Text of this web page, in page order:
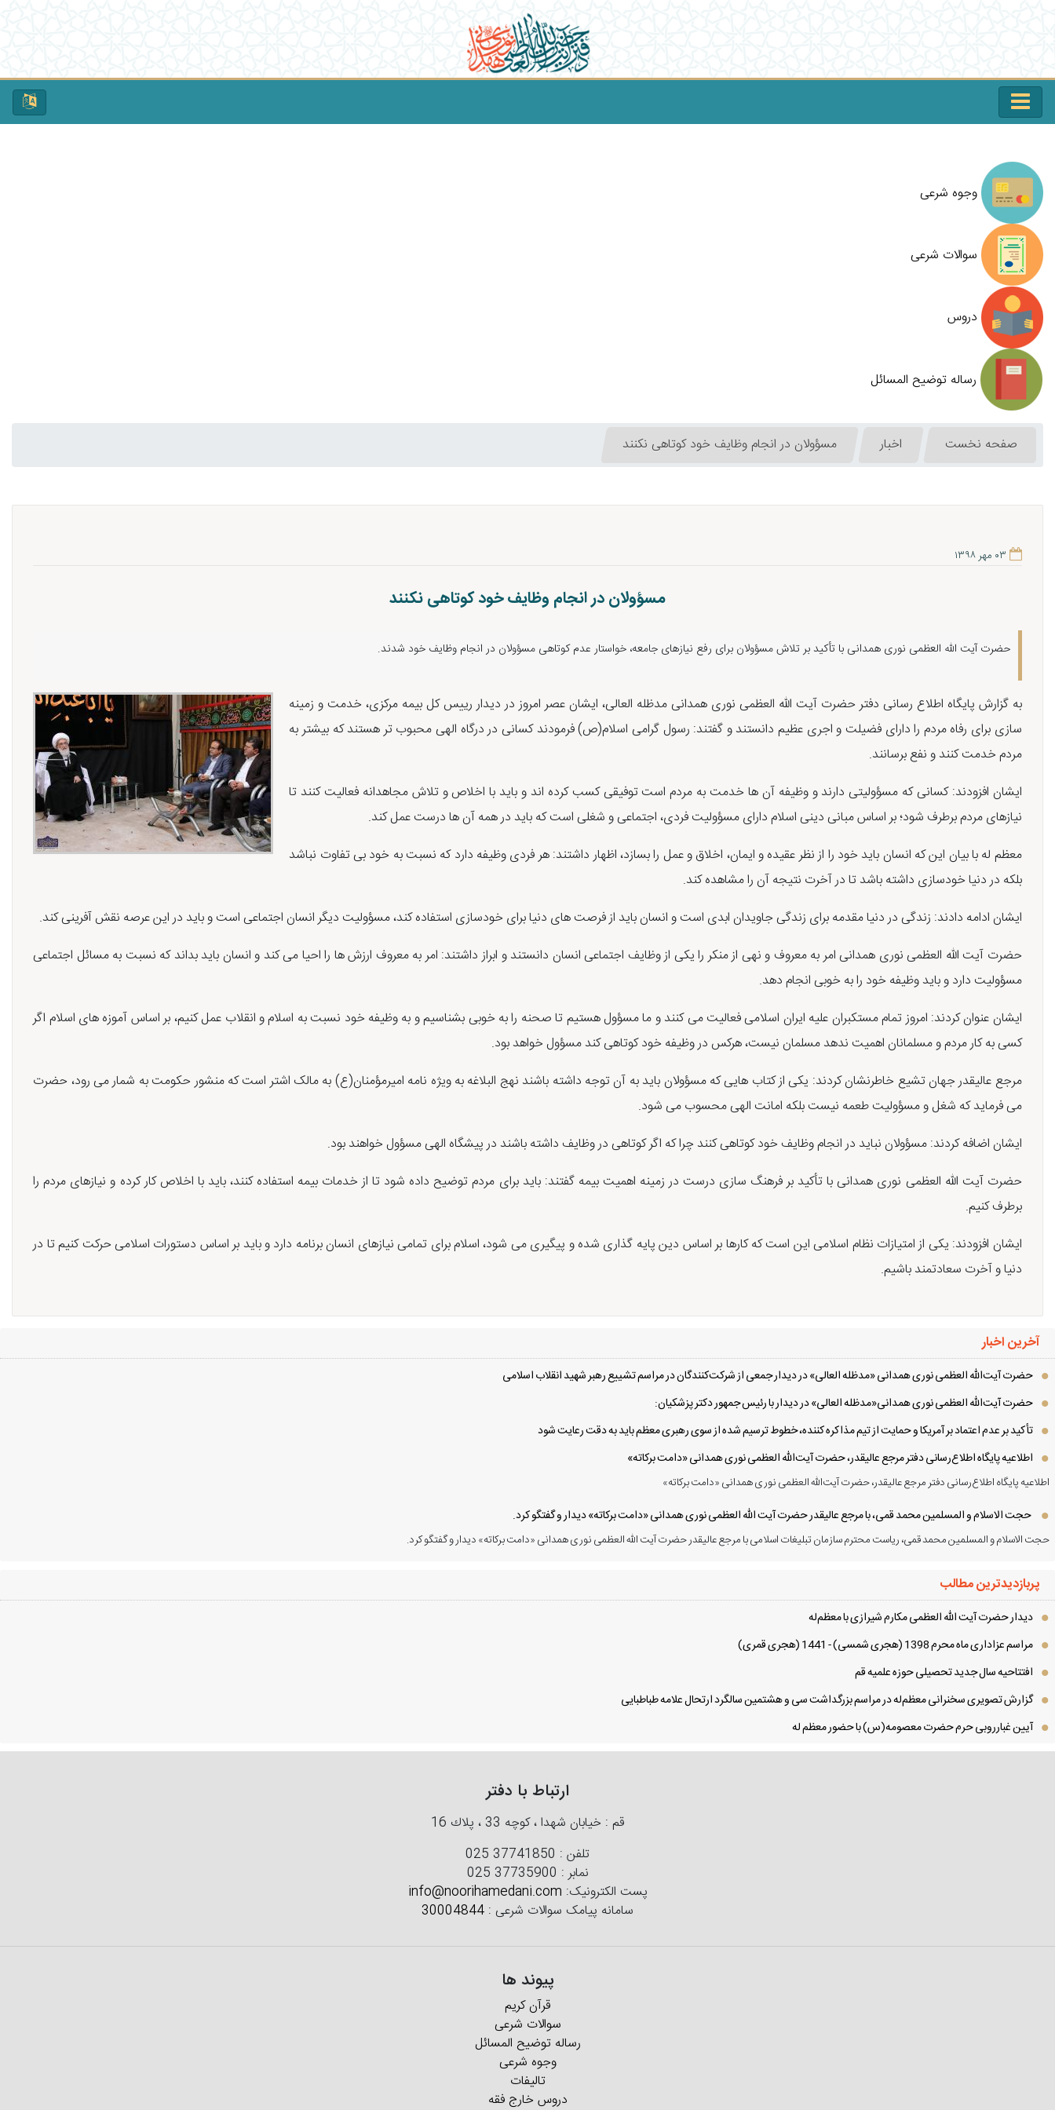
وجوه شرعی
سوالات شرعی
دروس
رساله توضیح المسائل
صفحه نخست اخبار مسؤولان در انجام وظایف خود کوتاهی نکنند
۰۳ مهر ۱۳۹۸
مسؤولان در انجام وظایف خود کوتاهی نکنند
حضرت آیت الله العظمی نوری همدانی با تأکید بر تلاش مسؤولان برای رفع نیازهای جامعه، خواستار عدم کوتاهی مسؤولان در انجام وظایف خود شدند.
به گزارش پایگاه اطلاع رسانی دفتر حضرت آیت الله العظمی نوری همدانی مدظله العالی، ایشان عصر امروز در دیدار رییس کل بیمه مرکزی، خدمت و زمینه
سازی برای رفاه مردم را دارای فضیلت و اجری عظیم دانستند و گفتند: رسول گرامی اسلام(ص) فرمودند کسانی در درگاه الهی محبوب تر هستند که بیشتر به
مردم خدمت کنند و نفع برسانند.
ایشان افزودند: کسانی که مسؤولیتی دارند و وظیفه آن ها خدمت به مردم است توفیقی کسب کرده اند و باید با اخلاص و تلاش مجاهدانه فعالیت کنند تا
نیازهای مردم برطرف شود؛ بر اساس مبانی دینی اسلام دارای مسؤولیت فردی، اجتماعی و شغلی است که باید در همه آن ها درست عمل کند.
معظم له با بیان این که انسان باید خود را از نظر عقیده و ایمان، اخلاق و عمل را بسازد، اظهار داشتند: هر فردی وظیفه دارد که نسبت به خود بی تفاوت نباشد
بلکه در دنیا خودسازی داشته باشد تا در آخرت نتیجه آن را مشاهده کند.
ایشان ادامه دادند: زندگی در دنیا مقدمه برای زندگی جاویدان ابدی است و انسان باید از فرصت های دنیا برای خودسازی استفاده کند، مسؤولیت دیگر انسان اجتماعی است و باید در این عرصه نقش آفرینی کند.
حضرت آیت الله العظمی نوری همدانی امر به معروف و نهی از منکر را یکی از وظایف اجتماعی انسان دانستند و ابراز داشتند: امر به معروف ارزش ها را احیا می کند و انسان باید بداند که نسبت به مسائل اجتماعی
مسؤولیت دارد و باید وظیفه خود را به خوبی انجام دهد.
ایشان عنوان کردند: امروز تمام مستکبران علیه ایران اسلامی فعالیت می کنند و ما مسؤول هستیم تا صحنه را به خوبی بشناسیم و به وظیفه خود نسبت به اسلام و انقلاب عمل کنیم، بر اساس آموزه های اسلام اگر
کسی به کار مردم و مسلمانان اهمیت ندهد مسلمان نیست، هرکس در وظیفه خود کوتاهی کند مسؤول خواهد بود.
مرجع عالیقدر جهان تشیع خاطرنشان کردند: یکی از کتاب هایی که مسؤولان باید به آن توجه داشته باشند نهج البلاغه به ویژه نامه امیرمؤمنان(ع) به مالک اشتر است که منشور حکومت به شمار می رود، حضرت
می فرماید که شغل و مسؤولیت طعمه نیست بلکه امانت الهی محسوب می شود.
ایشان اضافه کردند: مسؤولان نباید در انجام وظایف خود کوتاهی کنند چرا که اگر کوتاهی در وظایف داشته باشند در پیشگاه الهی مسؤول خواهند بود.
حضرت آیت الله العظمی نوری همدانی با تأکید بر فرهنگ سازی درست در زمینه اهمیت بیمه گفتند: باید برای مردم توضیح داده شود تا از خدمات بیمه استفاده کنند، باید با اخلاص کار کرده و نیازهای مردم را
برطرف کنیم.
ایشان افزودند: یکی از امتیازات نظام اسلامی این است که کارها بر اساس دین پایه گذاری شده و پیگیری می شود، اسلام برای تمامی نیازهای انسان برنامه دارد و باید بر اساس دستورات اسلامی حرکت کنیم تا در
دنیا و آخرت سعادتمند باشیم.
آخرین اخبار
حضرت آیت‌الله العظمی نوری همدانی «مدظله العالی» در دیدار جمعی از شرکت‌کنندگان در مراسم تشییع رهبر شهید انقلاب اسلامی
حضرت آیت‌الله العظمی نوری همدانی«مدظله العالی» در دیدار با رئیس جمهور دکتر پزشکیان:
تأکید بر عدم اعتماد بر آمریکا و حمایت از تیم مذاکره کننده، خطوط ترسیم شده از سوی رهبری معظم باید به دقت رعایت شود
اطلاعیه پایگاه اطلاع‌رسانی دفتر مرجع عالیقدر، حضرت آیت‌الله العظمی نوری همدانی «دامت برکاته»
اطلاعیه پایگاه اطلاع‌رسانی دفتر مرجع عالیقدر، حضرت آیت‌الله العظمی نوری همدانی «دامت برکاته»
حجت الاسلام و المسلمین محمد قمی، با مرجع عالیقدر حضرت آیت الله العظمی نوری همدانی «دامت برکاته» دیدار و گفتگو کرد.
حجت الاسلام و المسلمین محمد قمی، ریاست محترم سازمان تبلیغات اسلامی با مرجع عالیقدر حضرت آیت الله العظمی نوری همدانی «دامت برکاته» دیدار و گفتگو کرد.
پربازدیدترین مطالب
دیدار حضرت آیت الله العظمی مكارم شیرازی با معظم‌له
مراسم عزاداری ماه محرم 1398 (هجری شمسی) - 1441 (هجری قمری)
افتتاحیه سال جدید تحصیلی حوزه علمیه قم
گزارش تصویری سخنرانی معظم‌له در مراسم بزرگداشت سی و هشتمین سالگرد ارتحال علامه طباطبایی
آیین غبارروبی حرم حضرت معصومه(س) با حضور معظم له
ارتباط با دفتر
قم : خیابان شهدا ، كوچه 33 ، پلاك 16
تلفن : 025 37741850
نمابر : 025 37735900
پست الکترونیک: info@noorihamedani.com
سامانه پیامک سوالات شرعی : 30004844
پیوند ها
قرآن کریم
سوالات شرعی
رساله توضیح المسائل
وجوه شرعی
تالیفات
دروس خارج فقه